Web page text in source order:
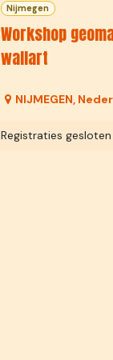
Nijmegen
Workshop
wallart
NIJMEGEN,
Registraties gesloten